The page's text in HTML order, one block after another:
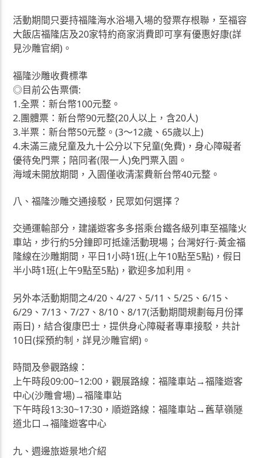
活動期間只要持福隆海水浴場入場的發票存根聯，至福容
大飯店福隆店及20家特約商家消費即可享有優惠好康(詳
見沙雕官網)。
福隆沙雕收費標準
◎目前公告票價:
1.全票：新台幣100元整。
2.團體票：新台幣90元整(20人以上，含20人)
3.半票：新台幣50元整。(3〜12歲、65歲以上)
4.未滿三歲兒童及九十公分以下兒童(免費)，身心障礙者
優待免門票；陪同者(限一人)免門票入園。
海域未開放期間，入園僅收清潔費新台幣40元整。
八、福隆沙雕交通接駁，民眾如何選擇？
交通運輸部分，建議遊客多多搭乘台鐵各級列車至福隆火
車站，步行約5分鐘即可抵達活動現場；台灣好行-黃金福
隆線在沙雕期間，平日1小時1班(上午10點至5點)，假日
半小時1班(上午9點至5點)，歡迎多加利用。
另外本活動期間之4/20、4/27、5/11、5/25、6/15、
6/29、7/13、7/27、8/10、8/17(活動期間規劃每月份擇
兩日)，結合復康巴士，提供身心障礙者專車接駁，共計
10日(採預約制，詳見沙雕官網)。
時間及參觀路線：
上午時段09:00~12:00，觀展路線：福隆車站→福隆遊客
中心(沙雕會場)→福隆車站
下午時段13:30~17:30，順遊路線：福隆車站→舊草嶺隧
道北口→福隆遊客中心
九、週邊旅遊景地介紹